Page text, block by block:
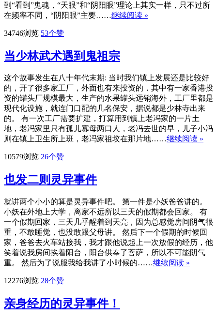
到“看到”鬼魂，“天眼”和“阴阳眼”理论上其实一样，只不过所
在频率不同，“阴阳眼”主要……继续阅读 »
34746浏览 53个赞
当少林武术遇到鬼祖宗
这个故事发生在八十年代末期: 当时我们镇上发展还是比较好
的，开了很多家工厂，外面也有来投资的，其中有一家香港投
资的罐头厂规模最大，生产的水果罐头远销海外，工厂里都是
现代化设施，就连门口配的几名保安，据说都是少林寺出来
的。 有一次工厂需要扩建，打算用到镇上老冯家的一片土
地，老冯家里只有孤儿寡母两口人，老冯去世的早，儿子小冯
则在镇上卫生所上班，老冯家祖坟在那片地……继续阅读 »
10579浏览 26个赞
也发二则灵异事件
就讲两个小小的算是灵异事件吧。 第一件是小妖爸爸讲的。
小妖在外地上大学，离家不远所以三天的假期都会回家。 有
一个假期回家，三天几乎醒着到天亮，因为总感觉房间阴气很
重，不敢睡觉，也没敢跟父母讲。 然后下一个假期的时候回
家，爸爸去火车站接我，我才跟他说起上一次放假的经历，他
笑着说我房间挨着阳台，阳台供奉了菩萨，所以不可能阴气
重。 然后为了说服我给我讲了小时候的……继续阅读 »
12276浏览 28个赞
亲身经历的灵异事件！